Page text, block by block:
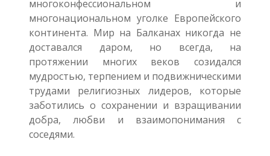
многоконфессиональном и
многонациональном уголке Европейского
континента. Мир на Балканах никогда не
доставался даром, но всегда, на
протяжении многих веков созидался
мудростью, терпением и подвижническими
трудами религиозных лидеров, которые
заботились о сохранении и взращивании
добра, любви и взаимопонимания с
соседями.